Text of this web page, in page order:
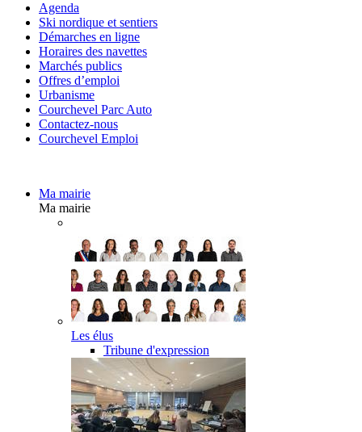
Agenda
Ski nordique et sentiers
Démarches en ligne
Horaires des navettes
Marchés publics
Offres d’emploi
Urbanisme
Courchevel Parc Auto
Contactez-nous
Courchevel Emploi
Ma mairie
Ma mairie
Les élus
Tribune d'expression